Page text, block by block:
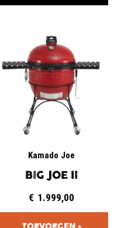
Kamado Joe
BIG JOE II
€ 1.999,00